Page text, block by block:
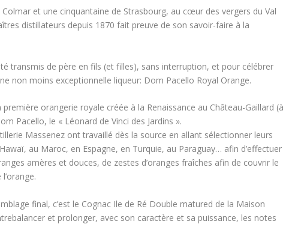
et une cinquantaine de Strasbourg, au cœur des vergers du Val
distillateurs depuis 1870 fait preuve de son savoir-faire à la
transmis de père en fils (et filles), sans interruption, et pour célébrer
non moins exceptionnelle liqueur: Dom Pacello Royal Orange.
orangerie royale créée à la Renaissance au Château-Gaillard (à
Pacello, le « Léonard de Vinci des Jardins ».
Massenez ont travaillé dès la source en allant sélectionner leurs
au Maroc, en Espagne, en Turquie, au Paraguay… afin d’effectuer
amères et douces, de zestes d’oranges fraîches afin de couvrir le
final, c’est le Cognac Ile de Ré Double matured de la Maison
et prolonger, avec son caractère et sa puissance, les notes